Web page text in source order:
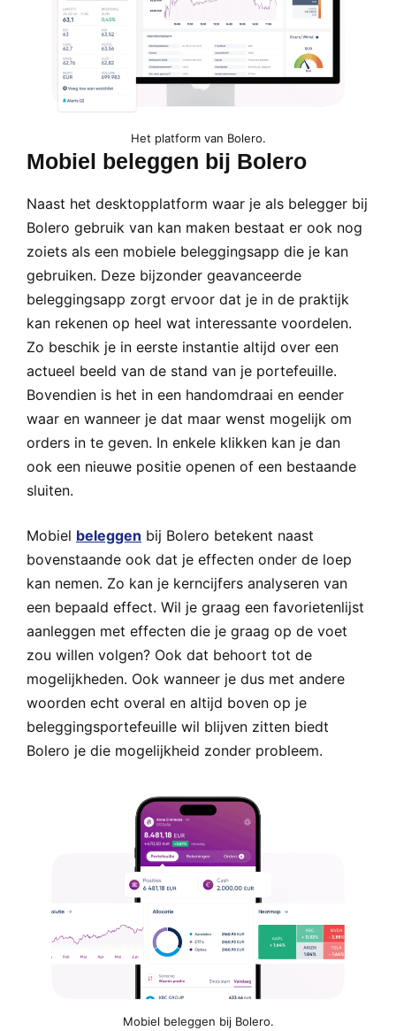
Het platform van Bolero.
Mobiel beleggen bij Bolero
Naast het desktopplatform waar je als belegger bij
Bolero gebruik van kan maken bestaat er ook nog
zoiets als een mobiele beleggingsapp die je kan
gebruiken. Deze bijzonder geavanceerde
beleggingsapp zorgt ervoor dat je in de praktijk
kan rekenen op heel wat interessante voordelen.
Zo beschik je in eerste instantie altijd over een
actueel beeld van de stand van je portefeuille.
Bovendien is het in een handomdraai en eender
waar en wanneer je dat maar wenst mogelijk om
orders in te geven. In enkele klikken kan je dan
ook een nieuwe positie openen of een bestaande
sluiten.
Mobiel beleggen bij Bolero betekent naast
bovenstaande ook dat je effecten onder de loep
kan nemen. Zo kan je kerncijfers analyseren van
een bepaald effect. Wil je graag een favorietenlijst
aanleggen met effecten die je graag op de voet
zou willen volgen? Ook dat behoort tot de
mogelijkheden. Ook wanneer je dus met andere
woorden echt overal en altijd boven op je
beleggingsportefeuille wil blijven zitten biedt
Bolero je die mogelijkheid zonder probleem.
Mobiel beleggen bij Bolero.